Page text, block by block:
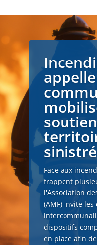
Face aux
frappent
l'Association
(AMF) invite les
dispositifs
en place afin